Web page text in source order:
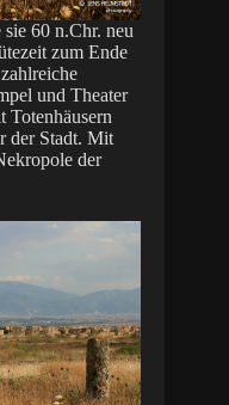
sie 60 n.Chr. neu
zum Ende
und Theater
Totenhäusern
der Stadt. Mit
der